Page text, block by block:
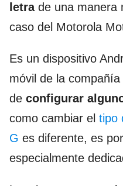
letrade una manera
caso del Motorola
Es un dispositivo
móvil de la
de configurar
como cambiar el tipo
G es diferente, es
especialmente